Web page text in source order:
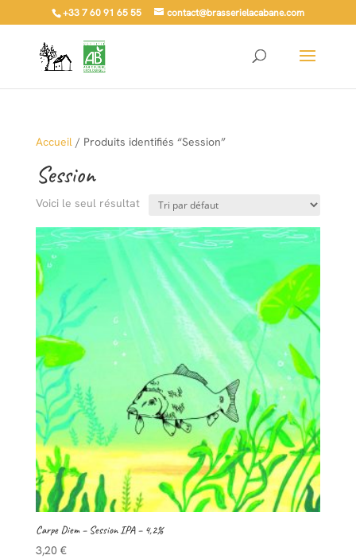
+33 7 60 91 65 55 contact@brasserielacabane.com
Accueil/ Produits identifiés “Session”
Session
Voici le seul résultat
Carpe Diem – Session IPA – 4,2%
3,20 €